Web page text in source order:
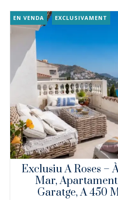
EN VENDA EXCLUSIVAMENT
Exclusiu A Roses –
Mar,
Garatge, A 450